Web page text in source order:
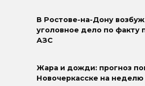
В Ростове-на-Дону
уголовное дело по факту
АЗС
Жара и дожди: прогноз
Новочеркасске на неделю